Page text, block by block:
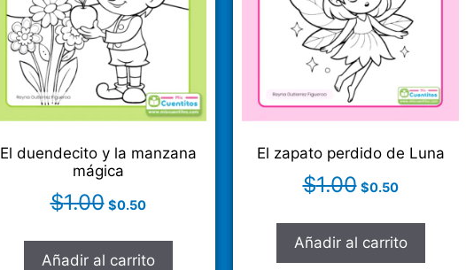
El duendecito y la manzana
mágica
$1.00 $0.50
Añadir al carrito
El zapato perdido de Luna
$1.00 $0.50
Añadir al carrito